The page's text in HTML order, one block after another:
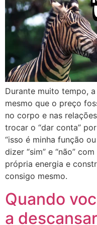
Durante muito tempo,
mesmo que o preço
no corpo e nas
trocar o “dar conta”
“isso é minha função
dizer “sim” e “não”
própria energia e
consigo mesmo.
Quando
a